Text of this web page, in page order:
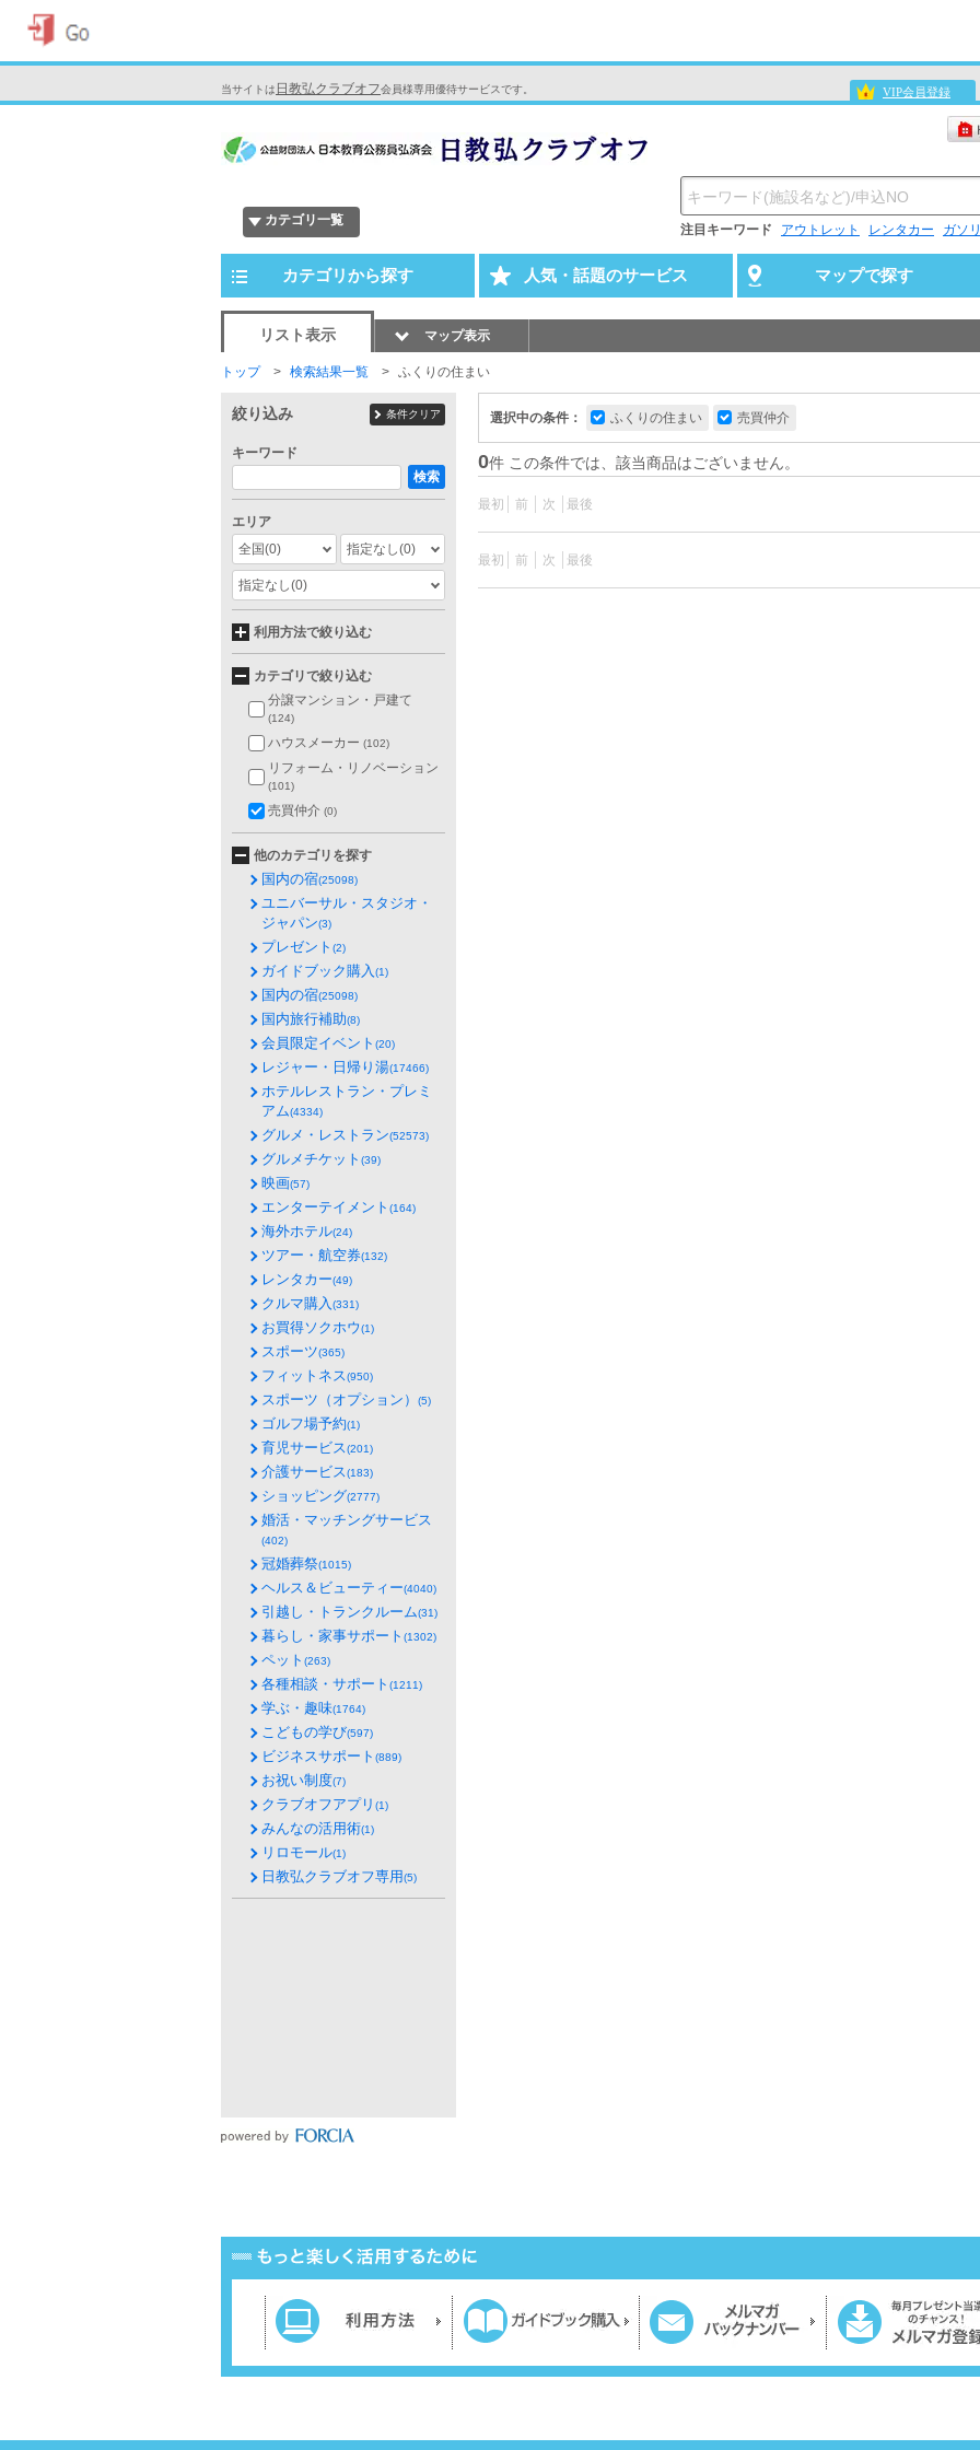
当サイトは 日教弘クラブオフ会員様専用優待サービスです。 VIP会員登録
カテゴリ一覧
注目キーワード アウトレット レンタカー ガソ
カテゴリから探す 人気・話題のサービス マップで探す
リスト表示 マップ表示
トップ 検索結果一覧 ふくりの住まい
選択中の条件： ふくりの住まい 売買仲介
0件 この条件では、該当商品はございません。
最初 前 次 最後
最初 前 次 最後
絞り込み 条件クリア
キーワード
検索
エリア
全国(0) 指定なし(0)
指定なし(0)
利用方法で絞り込む
カテゴリで絞り込む
分譲マンション・戸建て
(124)
ハウスメーカー (102)
リフォーム・リノベーション
(101)
売買仲介 (0)
他のカテゴリを探す
国内の宿(25098)
ユニバーサル・スタジオ・
ジャパン(3)
プレゼント (2)
ガイドブック購入(1)
国内の宿(25098)
国内旅行補助(8)
会員限定イベント (20)
レジャー・日帰り湯(17466)
ホテルレストラン・プレミ
アム(4334)
グルメ・レストラン(52573)
グルメチケット (39)
映画(57)
エンターテイメント (164)
海外ホテル(24)
ツアー・航空券(132)
レンタカー(49)
クルマ購入(331)
お買得ソクホウ(1)
スポーツ(365)
フィットネス(950)
スポーツ（オプション） (5)
ゴルフ場予約(1)
育児サービス(201)
介護サービス(183)
ショッピング(2777)
婚活・マッチングサービス
(402)
冠婚葬祭(1015)
ヘルス＆ビューティー(4040)
引越し・トランクルーム(31)
暮らし・家事サポート (1302)
ペット (263)
各種相談・サポート (1211)
学ぶ・趣味(1764)
こどもの学び(597)
ビジネスサポート (889)
お祝い制度(7)
クラブオフアプリ (1)
みんなの活用術(1)
リロモール(1)
日教弘クラブオフ専用(5)